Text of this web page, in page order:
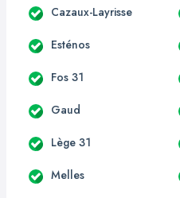
Cazaux-Layrisse
Esténos
Fos 31
Gaud
Lège 31
Melles